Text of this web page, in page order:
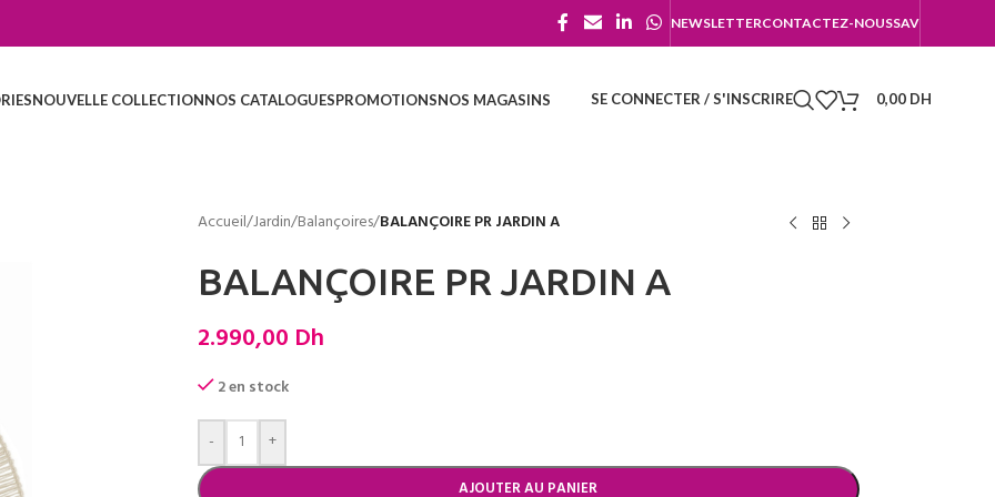
NEWSLETTERCONTACTEZ-NOUSSAV
NOUVELLE COLLECTIONNOS CATALOGUESPROMOTIONSNOS MAGASINS SE CONNECTER / S'INSCRIRE 0,00 DH
Accueil/Jardin/Balançoires/BALANÇOIRE PR JARDIN A
BALANÇOIRE PR JARDIN A
2.990,00 Dh
2 en stock
- +
AJOUTER AU PANIER